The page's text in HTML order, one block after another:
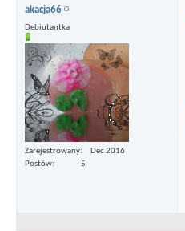
akacja66
Debiutantka
Zarejestrowany
Dec 2016
Postów
5